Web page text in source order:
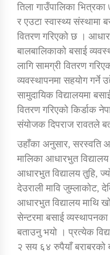
डिभिजन
कर्णाली
सामाजिक
कार्यक्रम
तिला गाउँपालिका भित्रका
र एउटा स्वास्थ्य संस्थामा
वितरण गरिएको छ ।
बालबालिकाको बसाई
लागि सामग्री वितरण
व्यवस्थापनमा सहयोग गर्ने
सामुदायिक विद्यालयमा
वितरण गरिएको किर्डाक
संयोजक दिपराज रावतले
उहाँका अनुसार, सरस्वति
मालिका आधारभुत
आधारभुत विद्यालय तुहि,
देउराली मावि जुम्लाकोट,
आधारभुत विद्यालय माथि
सेन्टरमा बसाई
बताउनु भयो । प्रत्येक
२ सय ६४ रुपैयाँ बराबरको